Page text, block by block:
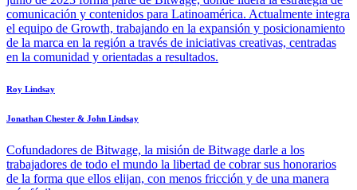
comunicación y contenidos para Latinoamérica. Actualmente integra
el equipo de Growth, trabajando en la expansión y posicionamiento
de la marca en la región a través de iniciativas creativas, centradas
en la comunidad y orientadas a resultados.
Roy Lindsay
Jonathan Chester & John Lindsay
Cofundadores de Bitwage, la misión de Bitwage darle a los
trabajadores de todo el mundo la libertad de cobrar sus honorarios
de la forma que ellos elijan, con menos fricción y de una manera